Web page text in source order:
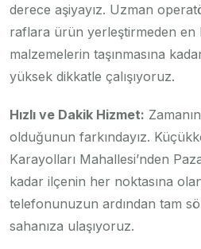
derece aşiyayız. Uzman
raflara ürün yerleştirmeden en
malzemelerin taşınmasına
yüksek dikkatle çalışıyoruz.
Hızlı ve Dakik Hizmet:
olduğunun farkındayız.
Karayolları Mahallesi’nden
kadar ilçenin her noktasına olan
telefonunuzun ardından tam
sahanıza ulaşıyoruz.